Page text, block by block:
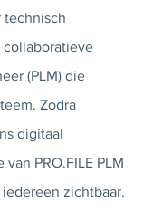
technisch
collaboratieve
(PLM) die
Zodra
digitaal
PRO.FILE PLM
zichtbaar.